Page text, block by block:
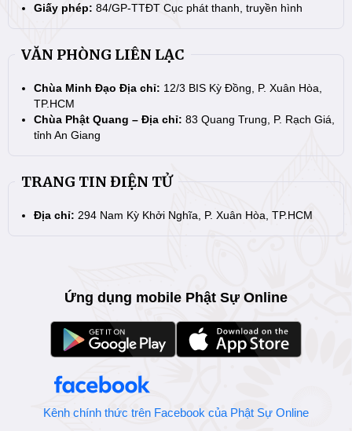
Giấy phép: 84/GP-TTĐT Cục phát thanh, truyền hình
VĂN PHÒNG LIÊN LẠC
Chùa Minh Đạo Địa chỉ: 12/3 BIS Kỳ Đồng, P. Xuân Hòa,
TP.HCM
Chùa Phật Quang – Địa chỉ: 83 Quang Trung, P. Rạch Giá,
tỉnh An Giang
TRANG TIN ĐIỆN TỬ
Địa chỉ: 294 Nam Kỳ Khởi Nghĩa, P. Xuân Hòa, TP.HCM
Ứng dụng mobile Phật Sự Online
Kênh chính thức trên Facebook của Phật Sự Online